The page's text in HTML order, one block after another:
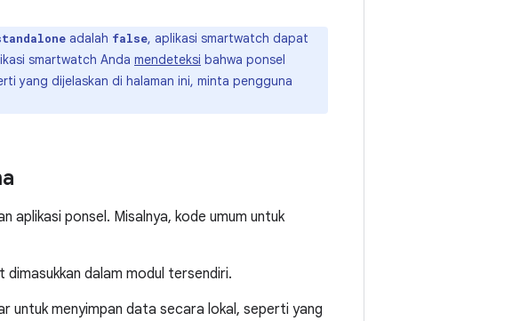
adalah false, aplikasi smartwatch dapat
smartwatch Anda mendeteksi bahwa ponsel
yang dijelaskan di halaman ini, minta pengguna
aplikasi ponsel. Misalnya, kode umum untuk
dalam modul tersendiri.
untuk menyimpan data secara lokal, seperti yang